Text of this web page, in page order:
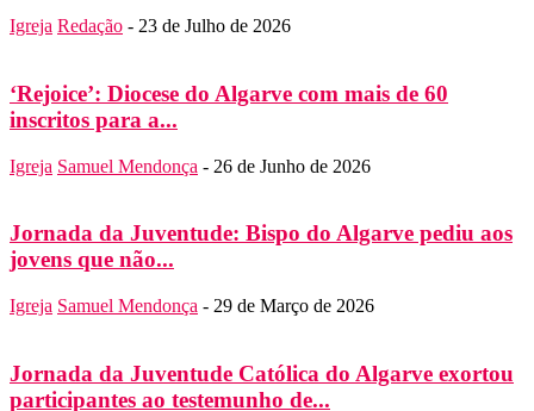
Igreja Redação - 23 de Julho de 2026
‘Rejoice’: Diocese do Algarve com mais de 60
inscritos para a...
Igreja Samuel Mendonça - 26 de Junho de 2026
Jornada da Juventude: Bispo do Algarve pediu aos
jovens que não...
Igreja Samuel Mendonça - 29 de Março de 2026
Jornada da Juventude Católica do Algarve exortou
participantes ao testemunho de...